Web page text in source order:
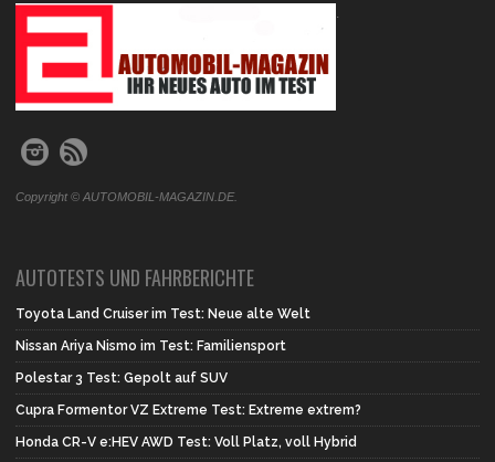
.
Copyright © AUTOMOBIL-MAGAZIN.DE.
AUTOTESTS UND FAHRBERICHTE
Toyota Land Cruiser im Test: Neue alte Welt
Nissan Ariya Nismo im Test: Familiensport
Polestar 3 Test: Gepolt auf SUV
Cupra Formentor VZ Extreme Test: Extreme extrem?
Honda CR-V e:HEV AWD Test: Voll Platz, voll Hybrid